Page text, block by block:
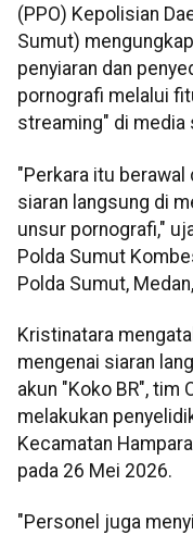
(PPO) Kepolisian
Sumut)
penyiaran dan
pornografi melalui
streaming" di media
"Perkara itu
siaran langsung di
unsur pornografi,"
Polda Sumut
Polda Sumut,
Kristinatara
mengenai siaran
akun "Koko BR", tim
melakukan
Kecamatan
pada 26 Mei 2026.
"Personel juga